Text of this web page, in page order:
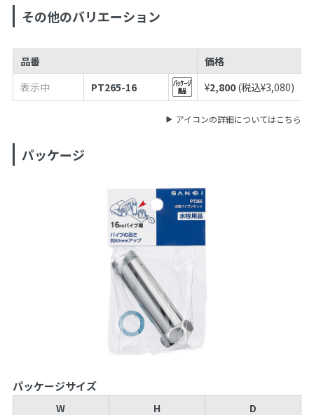
その他のバリエーション
品番 価格
表示中
PT265-16 ¥2,800 (税込¥3,080)
アイコンの詳細についてはこちら
パッケージ
パッケージサイズ
W H D